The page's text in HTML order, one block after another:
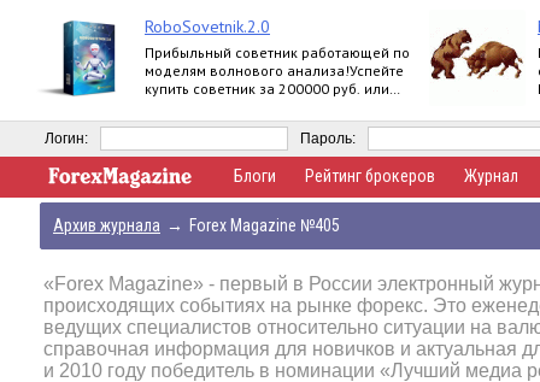
RoboSovetnik.2.0
Прибыльный советник работающей по
моделям волнового анализа!Успейте
купить советник за 200000 руб. или
программе
Логин: Пароль:
Блоги Рейтинг брокеров Журнал
Архив журнала → Forex Magazine №405
«Forex Magazine» - первый в России электронный
происходящих событиях на рынке форекс. Это
ведущих специалистов относительно ситуации на
справочная информация для новичков и актуальная
и 2010 году победитель в номинации «Лучший медиа